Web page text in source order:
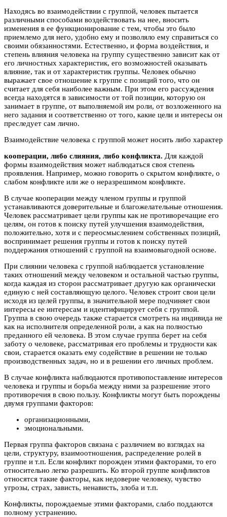
Находясь во взаимодействии с группой, человек пытается
различными способами воздействовать на нее, вносить
изменения в ее функционирование с тем, чтобы это было
приемлемо для него, удобно ему и позволяло ему справиться со
своими обязанностями. Естественно, и форма воздействия, и
степень влияния человека на группу существенно зависит как от
его личностных характеристик, его возможностей оказывать
влияние, так и от характеристик группы. Человек обычно
выражает свое отношение к группе с позиций того, что он
считает для себя наиболее важным. При этом его рассуждения
всегда находятся в зависимости от той позиции, которую он
занимает в группе, от выполняемой им роли, от возложенного на
него задания и соответственно от того, какие цели и интересы он
преследует сам лично.
Взаимодействие человека с группой может носить либо характер
кооперации, либо слияния, либо конфликта. Для каждой
формы взаимодействия может наблюдаться своя степень
проявления. Например, можно говорить о скрытом конфликте, о
слабом конфликте или же о неразрешимом конфликте.
В случае кооперации между членом группы и группой
устанавливаются доверительные и благожелательные отношения.
Человек рассматривает цели группы как не противоречащие его
целям, он готов к поиску путей улучшения взаимодействия,
положительно, хотя и с переосмыслением собственных позиций,
воспринимает решения группы и готов к поиску путей
поддержания отношений с группой на взаимовыгодной основе.
При слиянии человека с группой наблюдается установление
таких отношений между человеком и остальной частью группы,
когда каждая из сторон рассматривает другую как органически
единую с ней составляющую целого. Человек строит свои цели
исходя из целей группы, в значительной мере подчиняет свои
интересы ее интересам и идентифицирует себя с группой.
Группа в свою очередь также старается смотреть на индивида не
как на исполнителя определенной роли, а как на полностью
преданного ей человека. В этом случае группа берет на себя
заботу о человеке, рассматривая его проблемы и трудности как
свои, старается оказать ему содействие в решении не только
производственных задач, но и в решении его личных проблем.
В случае конфликта наблюдаются противопоставление интересов
человека и группы и борьба между ними за разрешение этого
противоречия в свою пользу. Конфликты могут быть порождены
двумя группами факторов:
организационными,
эмоциональными.
Первая группа факторов связана с различием во взглядах на
цели, структуру, взаимоотношения, распределение ролей в
группе и т.п. Если конфликт порожден этими факторами, то его
относительно легко разрешить. Ко второй группе конфликтов
относятся такие факторы, как недоверие человеку, чувство
угрозы, страх, зависть, ненависть, злоба и т.п.
Конфликты, порождаемые этими факторами, слабо поддаются
полному устранению.